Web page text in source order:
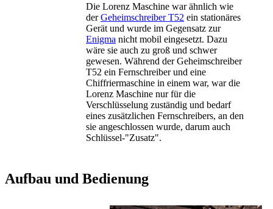
Die Lorenz Maschine war ähnlich wie
derGeheimschreiber T52 ein stationäres
Gerät und wurde im Gegensatz zur
Enigma nicht mobil eingesetzt. Dazu
wäre sie auch zu groß und schwer
gewesen. Während der Geheimschreiber
T52 ein Fernschreiber und eine
Chiffriermaschine in einem war, war die
Lorenz Maschine nur für die
Verschlüsselung zuständig und bedarf
eines zusätzlichen Fernschreibers, an den
sie angeschlossen wurde, darum auch
Schlüssel-"Zusatz".
Aufbau und Bedienung